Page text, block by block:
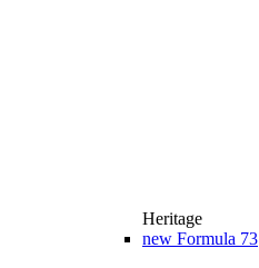
Heritage
new Formula 73